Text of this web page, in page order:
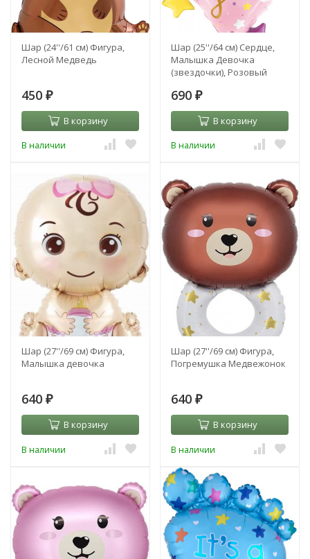
Шар (24''/61 см) Фигура,
Лесной Медведь
450 ₽
В корзину
В наличии
Шар (25''/64 см) Сердце,
Малышка Девочка
(звездочки), Розовый
690 ₽
В корзину
В наличии
Шар (27''/69 см) Фигура,
Малышка девочка
640 ₽
В корзину
В наличии
Шар (27''/69 см) Фигура,
Погремушка Медвежонок
640 ₽
В корзину
В наличии